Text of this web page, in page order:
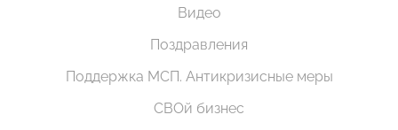
Видео
Поздравления
Поддержка МСП. Антикризисные меры
СВОй бизнес